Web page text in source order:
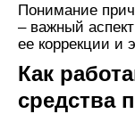
Понимание
– важный
ее коррекции и
Как
средства